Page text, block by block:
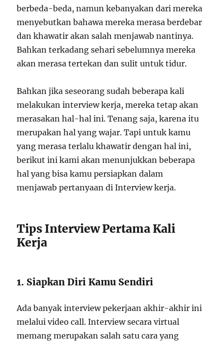
berbeda-beda, namun kebanyakan dari mereka
menyebutkan bahawa mereka merasa berdebar
dan khawatir akan salah menjawab nantinya.
Bahkan terkadang sehari sebelumnya mereka
akan merasa tertekan dan sulit untuk tidur.
Bahkan jika seseorang sudah beberapa kali
melakukan interview kerja, mereka tetap akan
merasakan hal-hal ini. Tenang saja, karena itu
merupakan hal yang wajar. Tapi untuk kamu
yang merasa terlalu khawatir dengan hal ini,
berikut ini kami akan menunjukkan beberapa
hal yang bisa kamu persiapkan dalam
menjawab pertanyaan di Interview kerja.
Tips Interview Pertama Kali
Kerja
1. Siapkan Diri Kamu Sendiri
Ada banyak interview pekerjaan akhir-akhir ini
melalui video call. Interview secara virtual
memang merupakan salah satu cara yang